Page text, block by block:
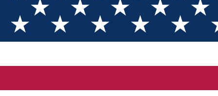
Skigebiet
Open